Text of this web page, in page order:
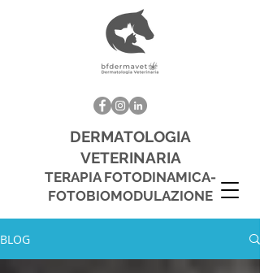
DERMATOLOGIA
VETERINARIA
TERAPIA FOTODINAMICA-
FOTOBIOMODULAZIONE
BLOG